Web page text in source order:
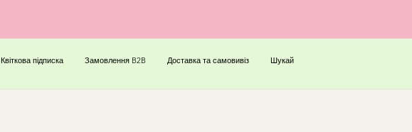
Квіткова підписка Замовлення B2B Доставка та самовивіз Шукай